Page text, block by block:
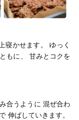
寝かせます。 ゆっく
もに、 甘みとコクを
合うように 混ぜ合わ
伸ばしていきます。